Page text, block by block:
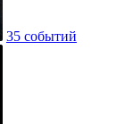
35 событий